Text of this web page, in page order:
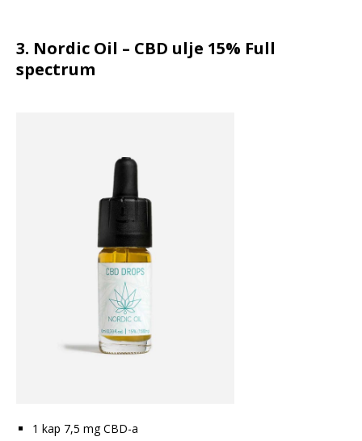
3. Nordic Oil – CBD ulje 15% Full
spectrum
1 kap 7,5 mg CBD-a